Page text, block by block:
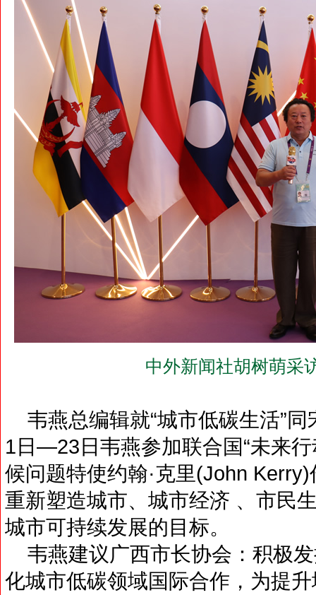
中外新闻社胡树萌采
韦燕总编辑就“城市低碳生活”
1日—23日韦燕参加联合国“未来
候问题特使约翰·克里(John
重新塑造城市、城市经济 、市民
城市可持续发展的目标。
韦燕建议广西市长协会：积极
化城市低碳领域国际合作，为提